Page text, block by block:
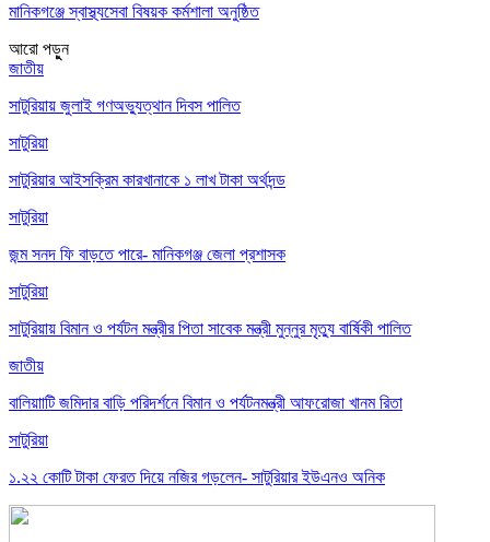
মানিকগঞ্জে স্বাস্থ্যসেবা বিষয়ক কর্মশালা অনুষ্ঠিত
আরো পড়ুুন
জাতীয়
সাটুরিয়ায় জুলাই গণঅভ্যুত্থান দিবস পালিত
সাটুরিয়া
সাটুরিয়ার আইসক্রিম কারখানাকে ১ লাখ টাকা অর্থদন্ড
সাটুরিয়া
জন্ম সনদ ফি বাড়তে পারে- মানিকগঞ্জ জেলা প্রশাসক
সাটুরিয়া
সাটুরিয়ায় বিমান ও পর্যটন মন্ত্রীর পিতা সাবেক মন্ত্রী মুন্নুর মৃত্যু বার্ষিকী পালিত
জাতীয়
বালিয়াাটি জমিদার বাড়ি পরিদর্শনে বিমান ও পর্যটনমন্ত্রী আফরোজা খানম রিতা
সাটুরিয়া
১.২২ কোটি টাকা ফেরত দিয়ে নজির গড়লেন- সাটুরিয়ার ইউএনও অনিক